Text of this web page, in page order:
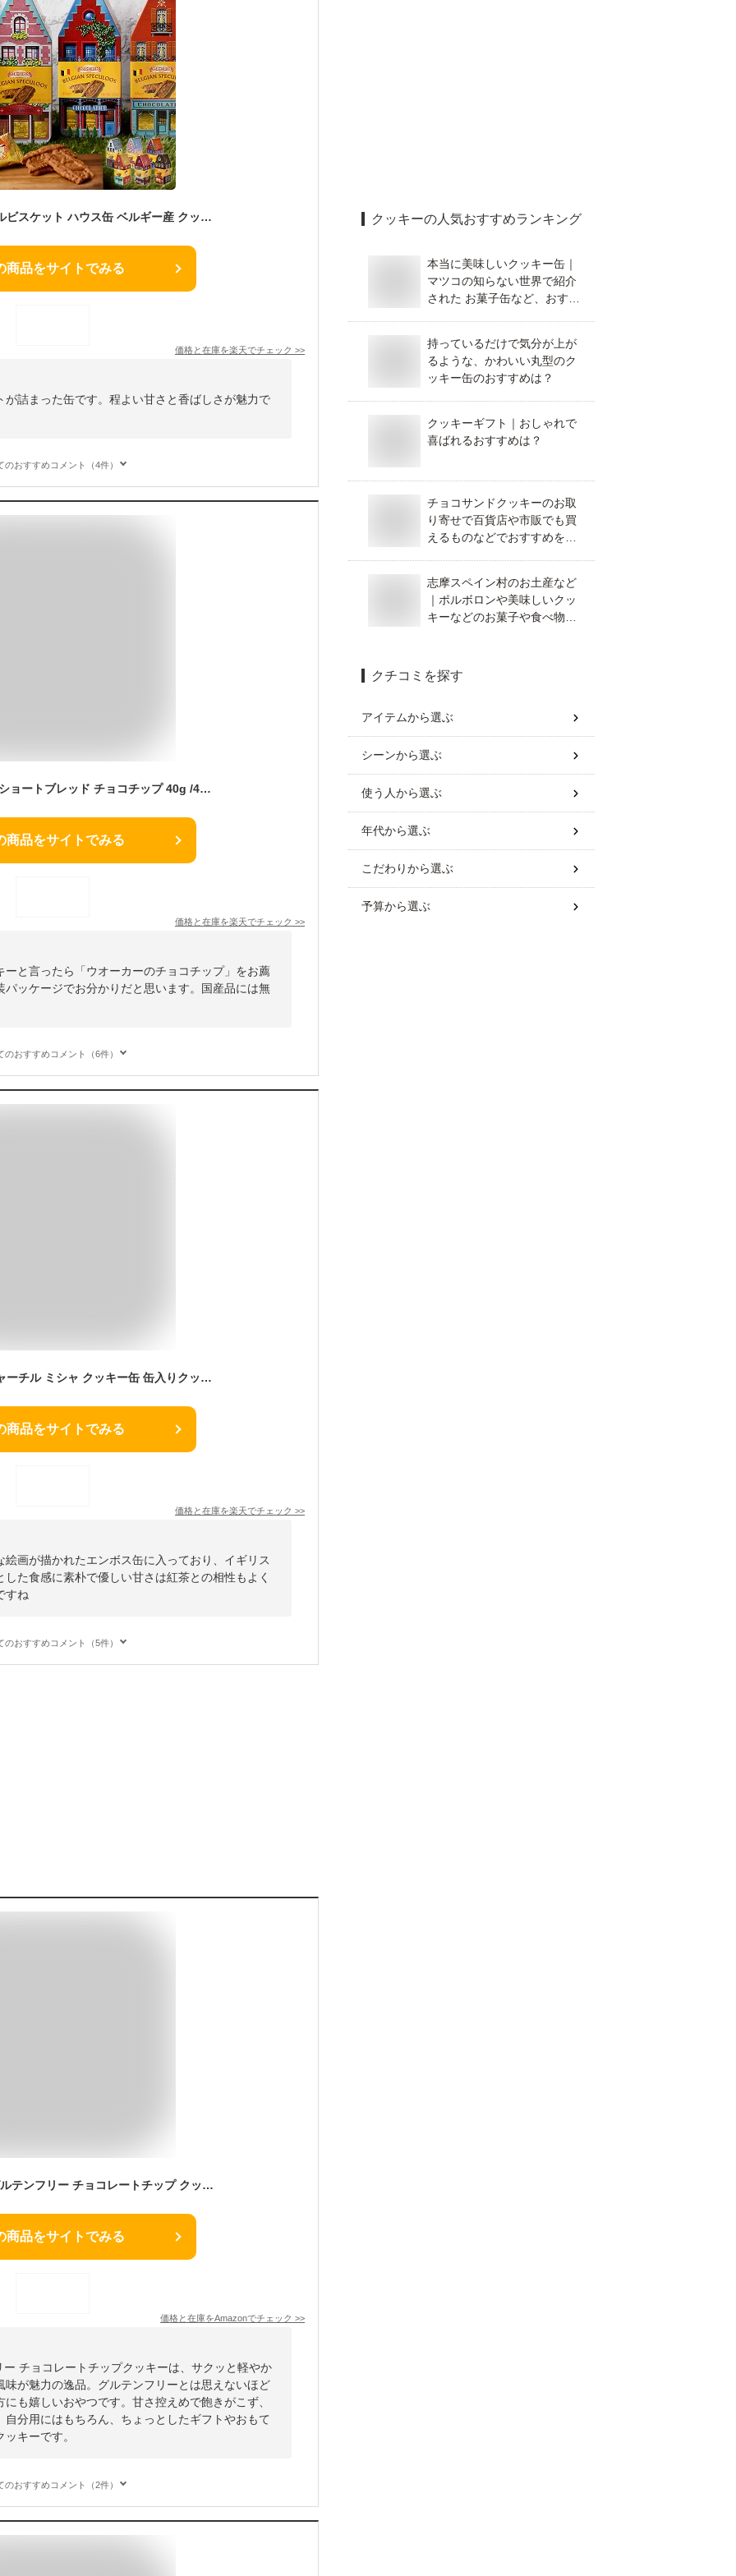
ベルメーレン カラメルビスケット ハウス缶 ベルギー産 クッキー スぺキュラース ティン缶入り VERMEIREN お家 ブリキ缶 おしゃれ かわいい レトロ缶 シナモンクッキー 輸入菓子 海外 ベルギー土産 手土産 プチギフト プレゼント お返し ホワイトデー バレンタイン FD286
商品をサイトでみる
価格と在庫を楽天でチェック >>
詰まった缶です。程よい甘さと香ばしさが魅力で
のおすすめコメント（4件）
送料無料 ウォーカー ショートブレッド チョコチップ 40g /4個 8個 12個 /クッキー ビスケット ピュアバター お菓子 スコットランド おやつ 小分け 個包装 持ち運び 携帯 チョコチップ ばらまき こども ハロウィン クリスマス ギフト プレゼント 輸入菓子 メール便
商品をサイトでみる
価格と在庫を楽天でチェック >>
と言ったら「ウオーカーのチョコチップ」をお薦
ッケージでお分かりだと思います。国産品には無
のおすすめコメント（6件）
＼母の日セール／ チャーチル ミシャ クッキー缶 缶入りクッキー ティン缶 ミュシャ ムシャ お菓子缶 おしゃれ 絵画 夢想 ヒヤシンス姫 ブリキ缶 エンボス缶 プリンセスオータム プリンセススプリング 英国 イギリス 手土産 輸入菓子 ギフト プレゼント FD402
商品をサイトでみる
価格と在庫を楽天でチェック >>
画が描かれたエンボス缶に入っており、イギリス
た食感に素朴で優しい甘さは紅茶との相性もよく
すね
のおすすめコメント（5件）
Tate's Bake Shop グルテンフリー チョコレートチップ クッキー 198 g [並行輸入品]
商品をサイトでみる
価格と在庫をAmazonでチェック >>
チョコレートチップクッキーは、サクッと軽やか
が魅力の逸品。グルテンフリーとは思えないほど
も嬉しいおやつです。甘さ控えめで飽きがこず、
分用にはもちろん、ちょっとしたギフトやおもて
キーです。
のおすすめコメント（2件）
クッキーの人気おすすめランキング
本当に美味しいクッキー缶｜
マツコの知らない世界で紹介
された お菓子缶など、おすす
持っているだけで気分が上が
るような、かわいい丸型のク
ッキー缶のおすすめは？
クッキーギフト｜おしゃれで
喜ばれるおすすめは？
チョコサンドクッキーのお取
り寄せで百貨店や市販でも買
えるものなどでおすすめを教
志摩スペイン村のお土産など
｜ポルボロンや美味しいクッ
キーなどのお菓子や食べ物で
クチコミを探す
アイテムから選ぶ
シーンから選ぶ
使う人から選ぶ
年代から選ぶ
こだわりから選ぶ
予算から選ぶ